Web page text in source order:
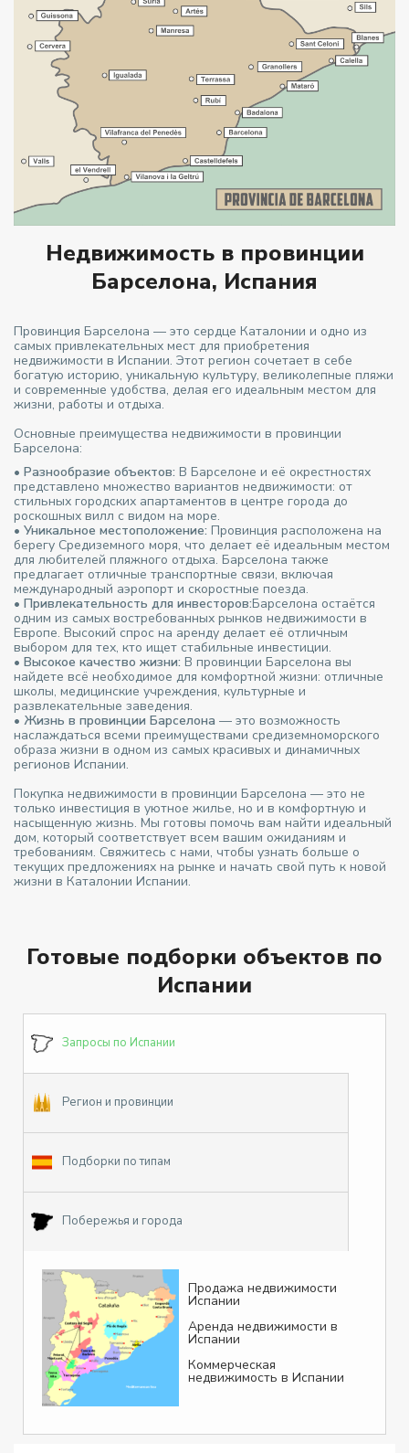
Недвижимость в провинции
Барселона, Испания
Провинция Барселона — это сердце Каталонии и одно из
самых привлекательных мест для приобретения
недвижимости в Испании. Этот регион сочетает в себе
богатую историю, уникальную культуру, великолепные пляжи
и современные удобства, делая его идеальным местом для
жизни, работы и отдыха.
Основные преимущества недвижимости в провинции
Барселона:
•Разнообразие объектов:В Барселоне и её окрестностях
представлено множество вариантов недвижимости: от
стильных городских апартаментов в центре города до
роскошных вилл с видом на море.
•Уникальное местоположение:Провинция расположена на
берегу Средиземного моря, что делает её идеальным местом
для любителей пляжного отдыха. Барселона также
предлагает отличные транспортные связи, включая
международный аэропорт и скоростные поезда.
•Привлекательность для инвесторов:Барселона остаётся
одним из самых востребованных рынков недвижимости в
Европе. Высокий спрос на аренду делает её отличным
выбором для тех, кто ищет стабильные инвестиции.
•Высокое качество жизни:В провинции Барселона вы
найдете всё необходимое для комфортной жизни: отличные
школы, медицинские учреждения, культурные и
развлекательные заведения.
•Жизнь в провинции Барселона — это возможность
наслаждаться всеми преимуществами средиземноморского
образа жизни в одном из самых красивых и динамичных
регионов Испании.
Покупка недвижимости в провинции Барселона — это не
только инвестиция в уютное жилье, но и в комфортную и
насыщенную жизнь. Мы готовы помочь вам найти идеальный
дом, который соответствует всем вашим ожиданиям и
требованиям. Свяжитесь с нами, чтобы узнать больше о
текущих предложениях на рынке и начать свой путь к новой
жизни в Каталонии Испании.
Готовые подборки объектов по
Испании
Запросы по Испании
Регион и провинции
Подборки по типам
Побережья и города
Продажа недвижимости
Испании
Аренда недвижимости в
Испании
Коммерческая
недвижимость в Испании